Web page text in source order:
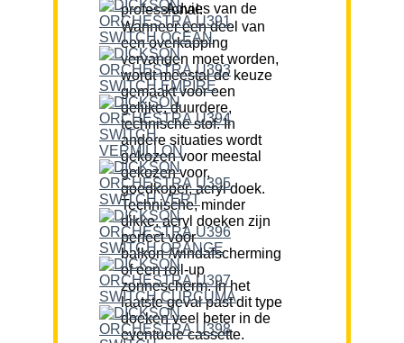
Advies van de professional:
Wanneer een deel van
een overkapping
vervangen moet worden,
wordt meestal de keuze
gemaakt voor een
gelijke, duurdere,
technische stof. In
andere situaties wordt
gekozen voor meestal
gekozen voor,
goedkoper, acryl doek.
Technische, minder
dikke, acryl doeken zijn
perfect voor
balkon-/windafscherming
of een roll-up
zonnescherm. In het
laatste geval past dit type
doeken veel beter in de
eventuele cassette.